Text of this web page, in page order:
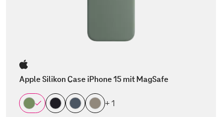
Apple Silikon Case iPhone 15 mit MagSafe
+ 1